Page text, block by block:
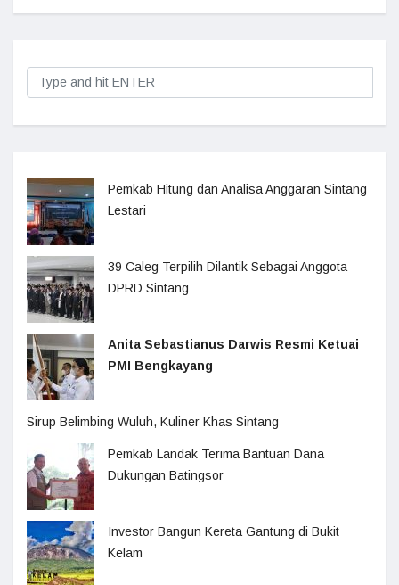
Pemkab Hitung dan Analisa Anggaran Sintang
Lestari
39 Caleg Terpilih Dilantik Sebagai Anggota
DPRD Sintang
Anita Sebastianus Darwis Resmi Ketuai
PMI Bengkayang
Sirup Belimbing Wuluh, Kuliner Khas Sintang
Pemkab Landak Terima Bantuan Dana
Dukungan Batingsor
Investor Bangun Kereta Gantung di Bukit
Kelam